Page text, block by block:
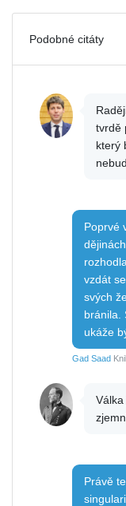
Podobné citáty
tvrdě
který
Poprvé
vzdát
svých
bránila.
ukáže
Gad Saad
Právě